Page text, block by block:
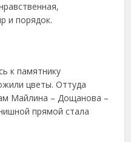
и порядок.
к памятнику
цветы. Оттуда
Майлина – Дощанова –
прямой стала